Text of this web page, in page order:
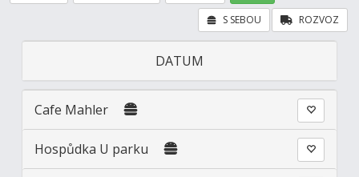
ROZVOZ
S SEBOU
DATUM
Cafe Mahler
Hospůdka U parku